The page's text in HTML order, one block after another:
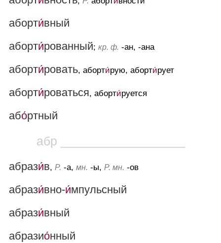
аборти́вный
аборти́рованный; кр. ф. -ан, -ана
аборти́ровать, аборти́рую, аборти́рует
аборти́роваться, аборти́руется
або́ртный
абр __________________
абрази́в, Р. -а, мн. -ы, Р. мн. -ов
абрази́вно-и́мпульсный
абрази́вный
абразио́нный